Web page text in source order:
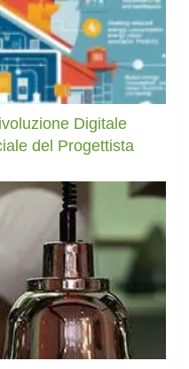
Digitale
del Progettista